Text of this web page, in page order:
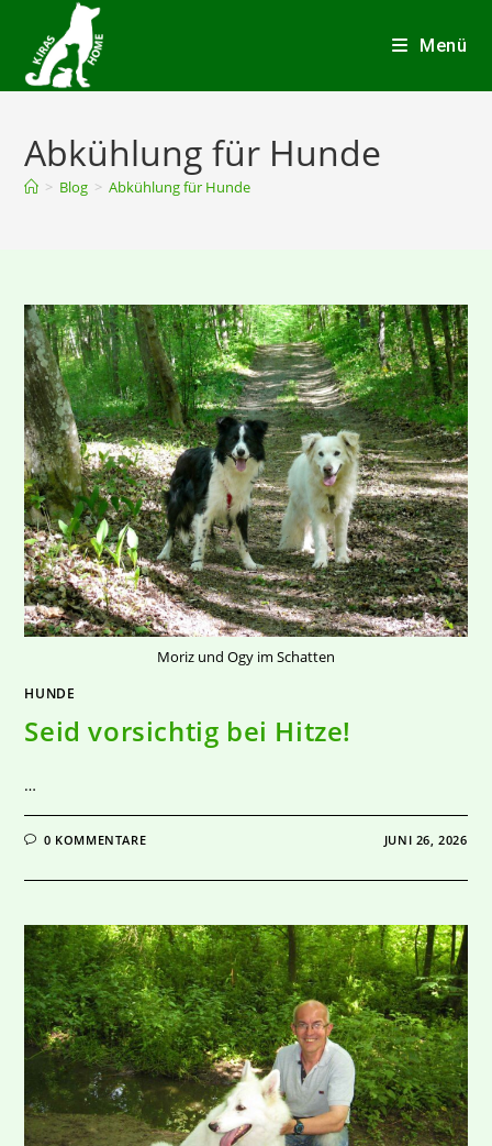
Menü
Abkühlung für Hunde
> Blog > Abkühlung für Hunde
Moriz und Ogy im Schatten
HUNDE
Seid vorsichtig bei Hitze!
…
0 KOMMENTARE JUNI 26, 2026